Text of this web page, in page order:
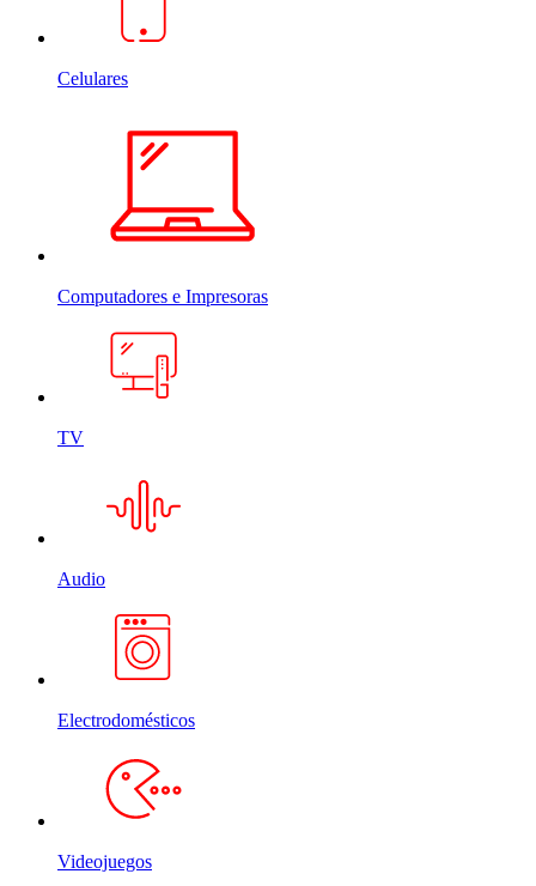
Celulares
Computadores e Impresoras
TV
Audio
Electrodomésticos
Videojuegos